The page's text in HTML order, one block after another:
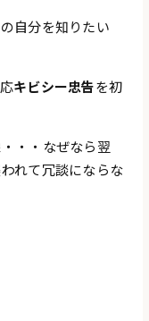
自分を知りたい
キビシー忠告を初
・・なぜなら翌
れて冗談にならな